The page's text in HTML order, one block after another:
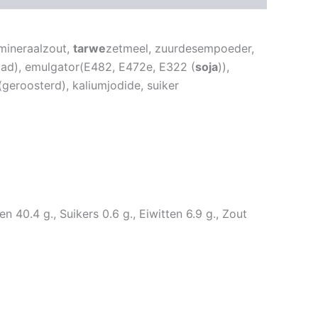
tarwezetmeel, zuurdesempoeder,
emulgator(E482, E472e, E322 (soja)),
kaliumjodide, suiker
40.4 g., Suikers 0.6 g., Eiwitten 6.9 g., Zout